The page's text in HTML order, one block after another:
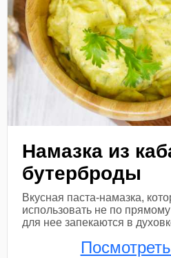
Намазка из
бутерброды
Вкусная паста-намазка,
использовать не по
для нее запекаются в